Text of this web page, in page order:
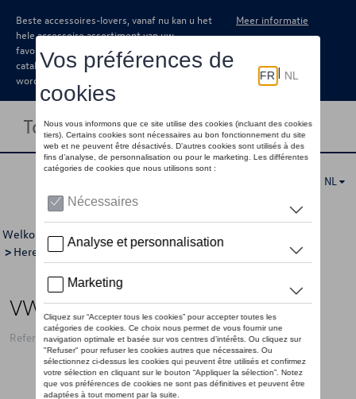
Beste accessoires-lovers, vanaf nu kan u het
hele accessoire assortiment van uw
favoriete merk terugvinden in de online
catalogus. Deze kunnen steeds besteld
worden via uw dealer.
Meer informatie
Toggle navigation
NL
Welkom >Voor u California Collectie
> Heren > Detail
VW sportjas California, groen - L
Referentie: 7TG084003C 212